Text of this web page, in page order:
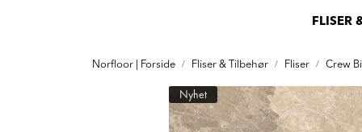
FLISER
Norfloor | Forside Fliser & Tilbehør Fliser Crew
Nyhet